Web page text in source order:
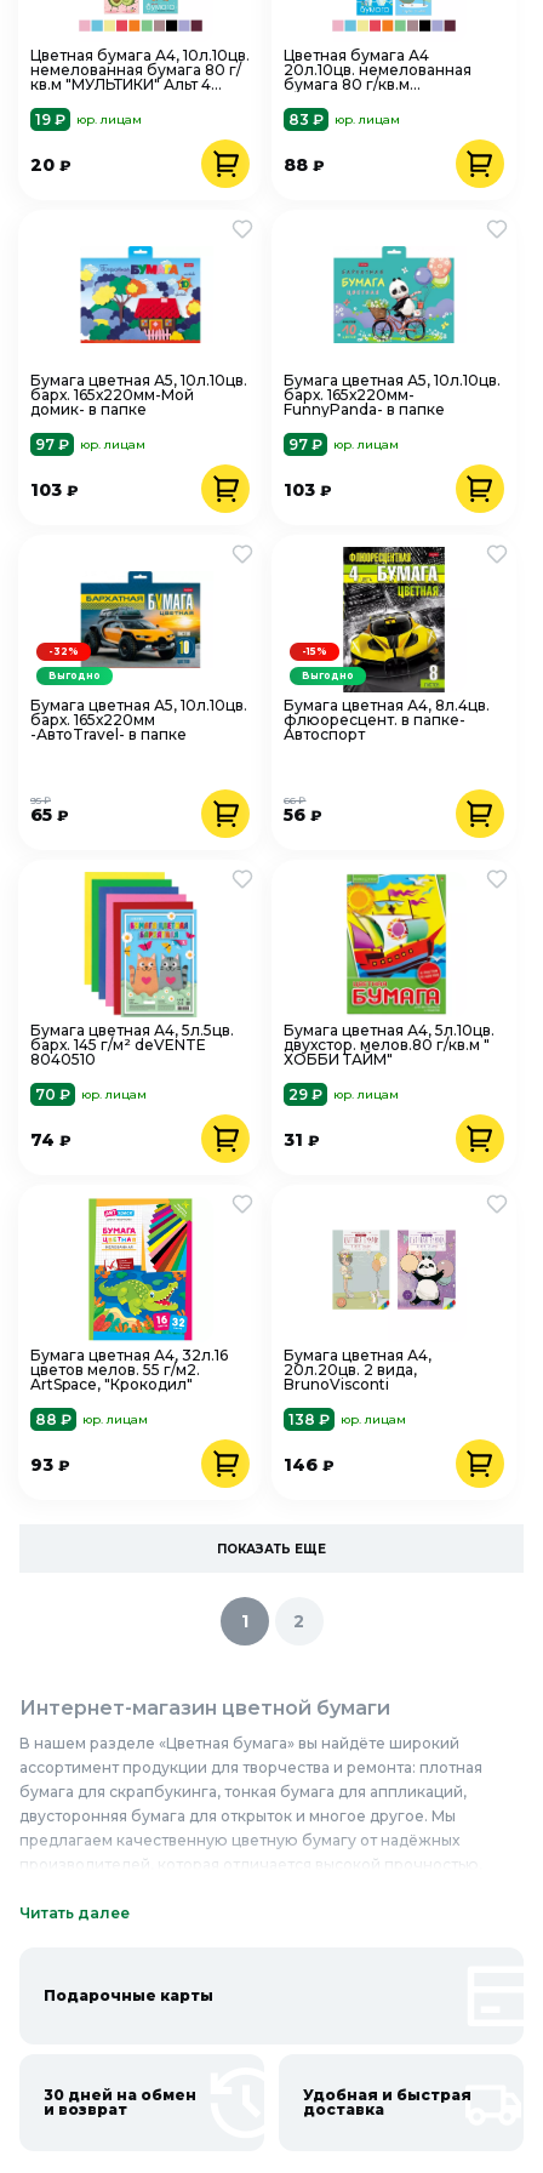
Цветная бумага А4, 10л.10цв.
немелованная бумага 80 г/
кв.м "МУЛЬТИКИ" Альт 4
19 ₽
юр. лицам
20 ₽
Цветная бумага А4
20л.10цв. немелованная
бумага 80 г/кв.м
83 ₽
юр. лицам
88₽
Бумага цветная А5, 10л.10цв.
барх. 165х220мм-Мой
домик- в папке
97 ₽
юр. лицам
103 ₽
Бумага цветная А5, 10л.10цв.
барх. 165х220мм-
FunnyPanda- в папке
97 ₽
юр. лицам
103₽
Бумага цветная А5, 10л.10цв.
барх. 165х220мм
-АвтоTravel- в папке
65 ₽
95 ₽
-32%
Выгодно
Бумага цветная А4, 8л.4цв.
флюоресцент. в папке-
Автоспорт
56₽
66 ₽
-15%
Выгодно
Бумага цветная А4, 5л.5цв.
барх. 145 г/м² deVENTE
8040510
70 ₽
юр. лицам
74 ₽
Бумага цветная А4, 5л.10цв.
двухстор. мелов.80 г/кв.м "
ХОББИ ТАЙМ"
29 ₽
юр. лицам
31₽
Бумага цветная А4, 32л.16
цветов мелов. 55 г/м2.
ArtSpace, "Крокодил"
88 ₽
юр. лицам
93 ₽
Бумага цветная А4,
20л.20цв. 2 вида,
BrunoVisconti
138 ₽
юр. лицам
146₽
ПОКАЗАТЬ ЕЩЕ
1 2
Интернет-магазин цветной бумаги
В нашем разделе «Цветная бумага» вы найдёте широкий
ассортимент продукции для творчества и ремонта: плотная
бумага для скрапбукинга, тонкая бумага для аппликаций,
двусторонняя бумага для открыток и многое другое. Мы
предлагаем качественную цветную бумагу от надёжных
производителей, которая отличается высокой прочностью,
разнообразию форматов и оттенков, вы легко подберёте
делает её отличным выбором для тех, кто хочет приобрести
Онлайн каталог цветной бумаги в Колорлон
Читать далее
Подарочные карты
30 дней на обмен
и возврат
Удобная и быстрая
доставка